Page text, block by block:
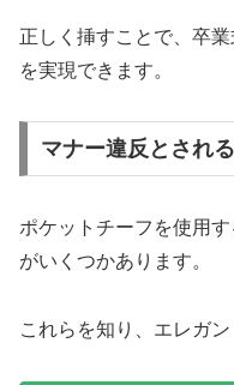
正しく挿すことで、卒
を実現できます。
マナー違反とされ
ポケットチーフを使用
がいくつかあります。
これらを知り、エレガ